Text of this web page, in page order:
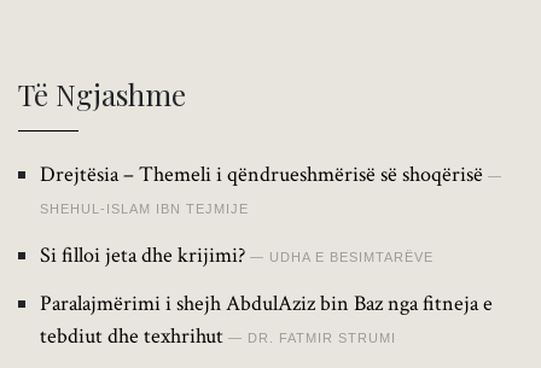
Të Ngjashme
Drejtësia – Themeli i qëndrueshmërisë së shoqërisë
SHEHUL-ISLAM IBN TEJMIJE
Si filloi jeta dhe krijimi? UDHA E BESIMTARËVE
Paralajmërimi i shejh AbdulAziz bin Baz nga fitneja e
tebdiut dhe texhrihut
DR. FATMIR STRUMI